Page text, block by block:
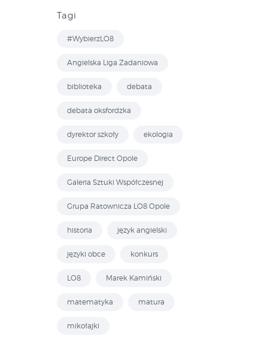
Tagi
#WybierzLO8
Angielska Liga Zadaniowa
biblioteka debata
debata oksfordzka
dyrektor szkoły ekologia
Europe Direct Opole
Galeria Sztuki Współczesnej
Grupa Ratownicza LO8 Opole
historia język angielski
języki obce konkurs
LO8 Marek Kamiński
matematyka matura
mikołajki